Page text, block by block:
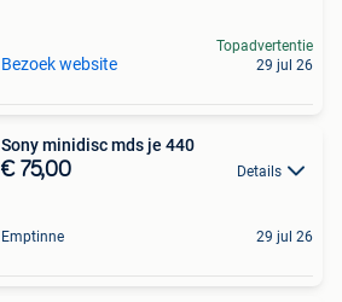
Bezoek website
Topadvertentie
29 jul 26
Sony minidisc mds je 440
€ 75,00 Details
Emptinne 29 jul 26